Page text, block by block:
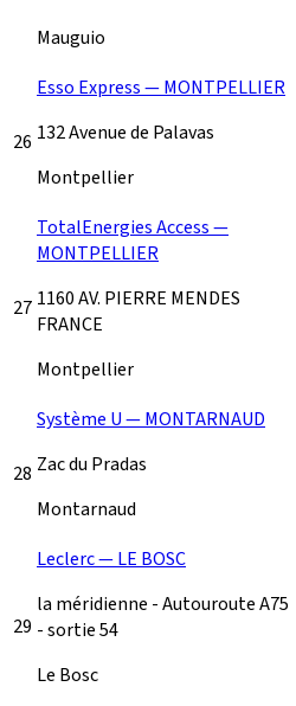
Mauguio
26
Esso Express — MONTPELLIER
132 Avenue de Palavas
Montpellier
27
TotalEnergies Access —
MONTPELLIER
1160 AV. PIERRE MENDES
FRANCE
Montpellier
28
Système U — MONTARNAUD
Zac du Pradas
Montarnaud
29
Leclerc — LE BOSC
la méridienne - Autouroute A75
- sortie 54
Le Bosc